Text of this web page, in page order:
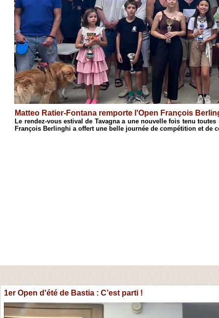
Antoine Cristofari remporte l'Open de Ciamannacce
Après une semaine de stage consacrée à l'initiation et au
s'est conclue par son traditionnel Open de blitz. Réunissant 42
1er Open d'été de Bastia : C’est parti !